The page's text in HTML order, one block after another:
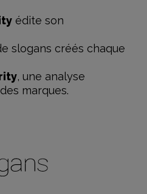
édite son
slogans créés chaque
, une analyse
marques.